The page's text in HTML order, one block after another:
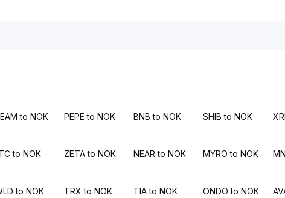
to NOK PEPE to NOK BNB to NOK SHIB to NOK
to NOK ZETA to NOK NEAR to NOK MYRO to NOK
to NOK TRX to NOK TIA to NOK ONDO to NOK